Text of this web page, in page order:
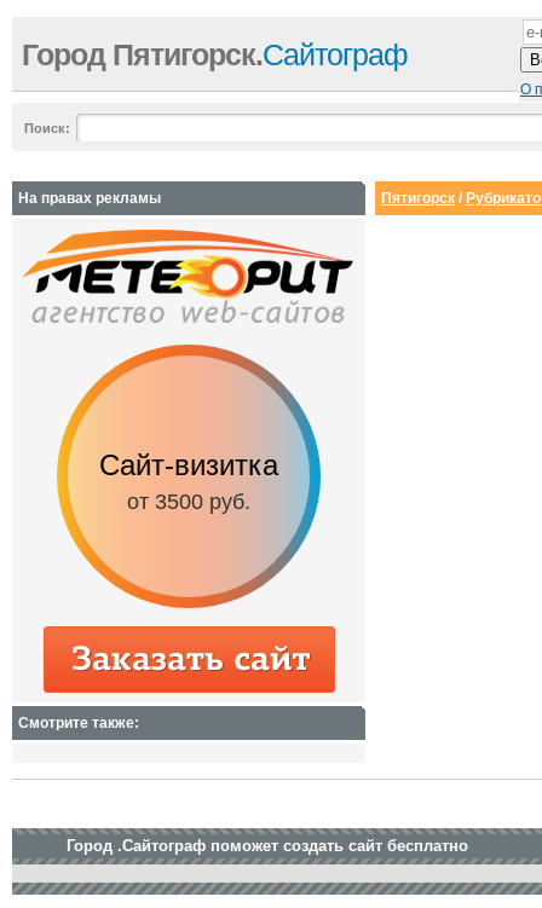
О
Город Пятигорск.Сайтограф
Поиск:
Пятигорск /
На правах рекламы
Сайт-визитка
от 3500 руб.
Смотрите также:
Город .Сайтограф поможет создать сайт бесплатно